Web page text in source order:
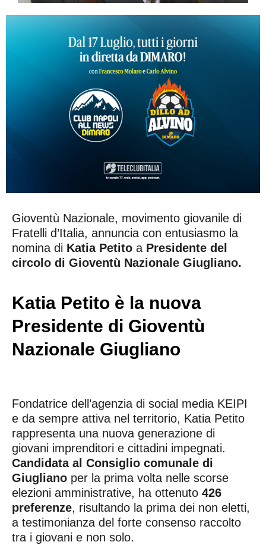
Gioventù Nazionale, movimento giovanile di
Fratelli d’Italia, annuncia con entusiasmo la
nomina di Katia Petito a Presidente del
circolo di Gioventù Nazionale Giugliano.
Katia Petito è la nuova
Presidente di Gioventù
Nazionale Giugliano
Fondatrice dell’agenzia di social media KEIPI
e da sempre attiva nel territorio, Katia Petito
rappresenta una nuova generazione di
giovani imprenditori e cittadini impegnati.
Candidata al Consiglio comunale di
Giugliano per la prima volta nelle scorse
elezioni amministrative, ha ottenuto 426
preferenze, risultando la prima dei non eletti,
a testimonianza del forte consenso raccolto
tra i giovani e non solo.